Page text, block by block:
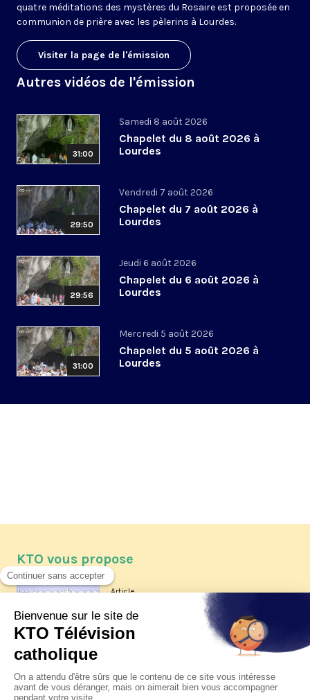
quatre méditations des mystères du Rosaire est proposée en
communion de prière avec les pèlerins à Lourdes.
Visiter la page de l'émission
Autres vidéos de l'émission
31:00
Samedi 8 août 2026
Chapelet du 8 août 2026 à
Lourdes
29:50
Vendredi 7 août 2026
Chapelet du 7 août 2026 à
Lourdes
29:56
Jeudi 6 août 2026
Chapelet du 6 août 2026 à
Lourdes
31:00
Mercredi 5 août 2026
Chapelet du 5 août 2026 à
Lourdes
KTO vous propose
Article
Les reportages d'été 2026 de KTO
La visite pastorale du pape Léon
XIV à Assise à suivre sur KTO le
jeudi 6 août